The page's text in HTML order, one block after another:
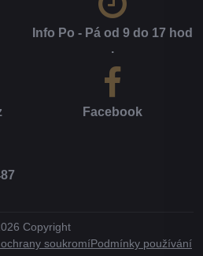
Info Po - Pá od 9 do 17 hod​
.
Facebook
Copyright
soukromíPodmínky používání